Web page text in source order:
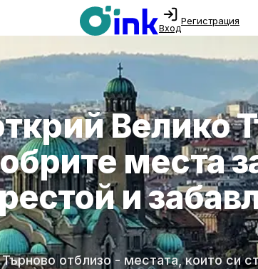
Вход
Регистрация
Велико
места
и
отблизо - местата, които си